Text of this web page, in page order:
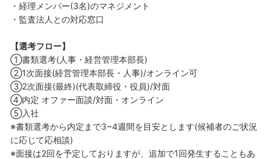
・経理メンバー(3名)のマネジメント
・監査法人との対応窓口
【選考フロー】
①書類選考(人事・経営管理本部長)
②1次面接(経営管理本部長・人事)/オンライン可
③2次面接(最終)(代表取締役・役員)/対面
④内定 オファー面談/対面・オンライン
⑤入社
※書類選考から内定まで3~4週間を目安とします(候補者のご状況
に応じて応相談)
※面接は2回を予定しておりますが、追加で1回発生することもあ